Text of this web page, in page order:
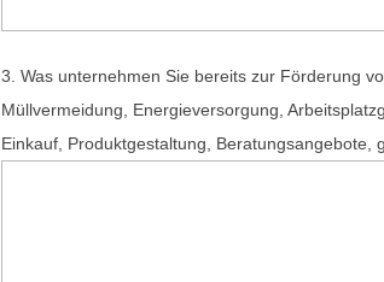
3. Was unternehmen Sie bereits zur Förderung
Müllvermeidung, Energieversorgung,
Einkauf, Produktgestaltung, Beratungsangebote,